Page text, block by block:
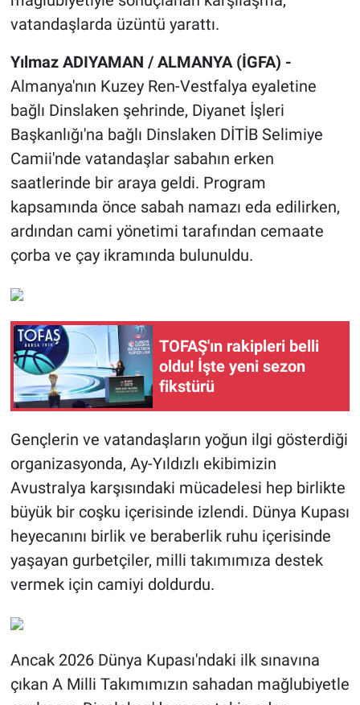
vatandaşlarda üzüntü yarattı.
Yılmaz ADIYAMAN / ALMANYA (İGFA) -
Almanya'nın Kuzey Ren-Vestfalya eyaletine
bağlı Dinslaken şehrinde, Diyanet İşleri
Başkanlığı'na bağlı Dinslaken DİTİB Selimiye
Camii'nde vatandaşlar sabahın erken
saatlerinde bir araya geldi. Program
kapsamında önce sabah namazı eda edilirken,
ardından cami yönetimi tarafından cemaate
çorba ve çay ikramında bulunuldu.
TOFAŞ'ın rakipleri belli
oldu! İşte yeni sezon
fikstürü
Gençlerin ve vatandaşların yoğun ilgi gösterdiği
organizasyonda, Ay-Yıldızlı ekibimizin
Avustralya karşısındaki mücadelesi hep birlikte
büyük bir coşku içerisinde izlendi. Dünya Kupası
heyecanını birlik ve beraberlik ruhu içerisinde
yaşayan gurbetçiler, milli takımımıza destek
vermek için camiyi doldurdu.
Ancak 2026 Dünya Kupası'ndaki ilk sınavına
çıkan A Milli Takımımızın sahadan mağlubiyetle